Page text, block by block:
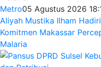
Metro05 Agustus 2026
Aliyah Mustika Ilham
Komitmen Makassar
Malaria